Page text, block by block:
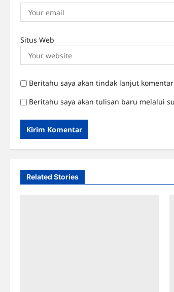
Situs Web
Beritahu saya akan tindak lanjut
Beritahu saya akan tulisan baru melalui
Related Stories